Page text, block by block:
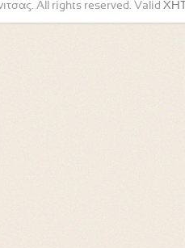
All rights reserved. Valid